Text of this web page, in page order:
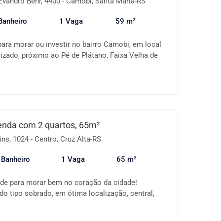
1 Vaga 59 m²
morar ou investir no bairro Camobi, em local
próximo ao Pé de Plátano, Faixa Velha de
1 dormitório Sala ampla, bem
de festas Jardim Pracinha Churrasqueiras
📍 Localização privilegiada, ideal para quem
e qualidade de vida. 💎 Excelente
mais informações e agende sua visita.
com 2 quartos, 65m²
1024 - Centro, Cruz Alta-RS
1 Vaga 65 m²
para morar bem no coração da cidade!
tipo sobrado, em ótima localização, central,
✅ Banheiro social ✅ Vaga de garagem